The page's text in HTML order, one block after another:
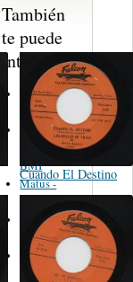
Cuando El Destino
También
te puede
interesar...
Martinez,
Felipe
Performance
Music Co.
BMI
Matus -
Carleton -
Dixon
Abreu -
Oliverira